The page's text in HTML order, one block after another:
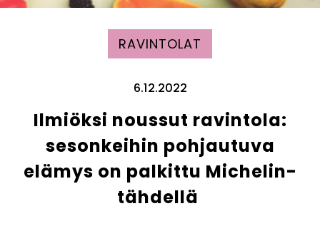
RAVINTOLAT
6.12.2022
Ilmiöksi noussut ravintola:
sesonkeihin pohjautuva
elämys on palkittu Michelin-
tähdellä